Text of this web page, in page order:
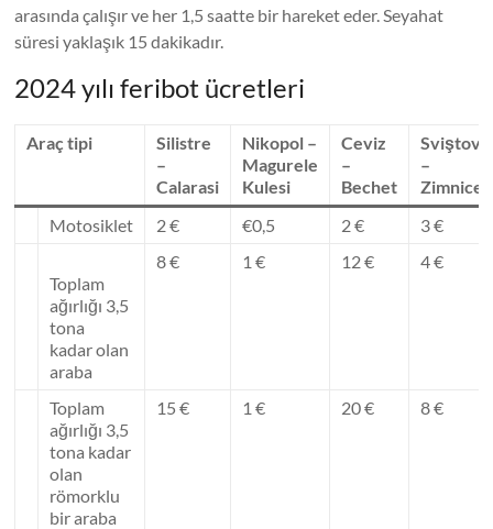
arasında çalışır ve her 1,5 saatte bir hareket eder. Seyahat
süresi yaklaşık 15 dakikadır.
2024 yılı feribot ücretleri
Araç tipi
Silistre
–
Calarasi
Nikopol –
Magurele
Kulesi
Ceviz
–
Bechet
Sviştov
–
Zimnicea
Motosiklet
2 € €0,5 2 € 3 €
Toplam
ağırlığı 3,5
tona
kadar olan
araba
8 € 1 € 12 € 4 €
Toplam
ağırlığı 3,5
tona kadar
olan
römorklu
bir araba
15 € 1 € 20 € 8 €